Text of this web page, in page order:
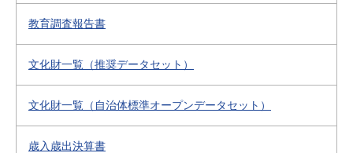
教育調査報告書
文化財一覧（推奨データセット）
文化財一覧（自治体標準オープンデータセット）
歳入歳出決算書